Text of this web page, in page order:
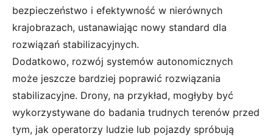
bezpieczeństwo i efektywność w nierównych
krajobrazach, ustanawiając nowy standard dla
rozwiązań stabilizacyjnych.
Dodatkowo, rozwój systemów autonomicznych
może jeszcze bardziej poprawić rozwiązania
stabilizacyjne. Drony, na przykład, mogłyby być
wykorzystywane do badania trudnych terenów przed
tym, jak operatorzy ludzie lub pojazdy spróbują